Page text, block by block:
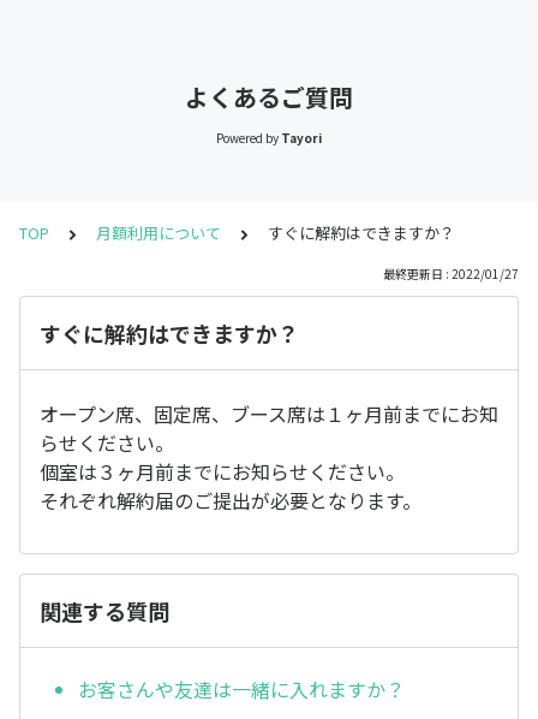
よくあるご質問
Powered by Tayori
TOP 月額利用について すぐに解約はできますか？
最終更新日 : 2022/01/27
すぐに解約はできますか？
オープン席、固定席、ブース席は１ヶ月前までにお知
らせください。
個室は３ヶ月前までにお知らせください。
それぞれ解約届のご提出が必要となります。
関連する質問
お客さんや友達は一緒に入れますか？